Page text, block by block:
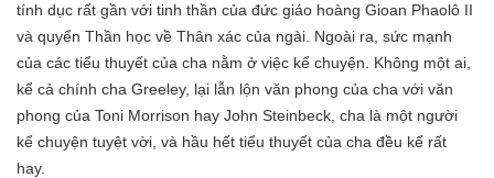
tính dục rất gần với tinh thần của đức giáo hoàng Gioan Phaolô II
và quyển Thần học về Thân xác của ngài. Ngoài ra, sức mạnh
của các tiểu thuyết của cha nằm ở việc kể chuyện. Không một ai,
kể cả chính cha Greeley, lại lẫn lộn văn phong của cha với văn
phong của Toni Morrison hay John Steinbeck, cha là một người
kể chuyện tuyệt vời, và hầu hết tiểu thuyết của cha đều kể rất
hay.